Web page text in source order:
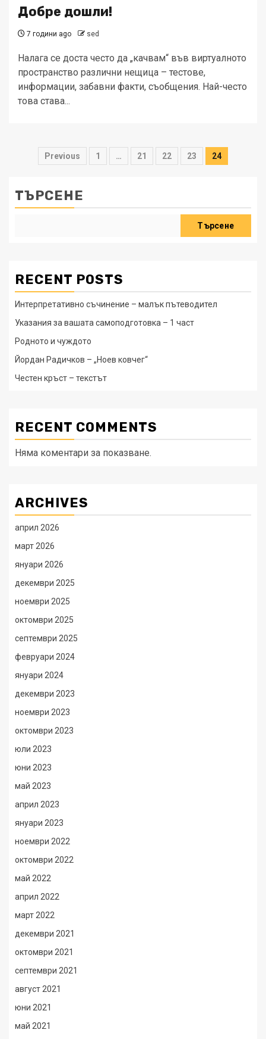
Добре дошли!
7 години ago sed
Налага се доста често да „качвам“ във виртуалното
пространство различни нещица – тестове,
информации, забавни факти, съобщения. Най-често
това става...
Разделяне
публикациите
на
Previous 1 … 21 22 23 24
ТЪРСЕНЕ
Търсене
RECENT POSTS
Интерпретативно съчинение – малък пътеводител
Указания за вашата самоподготовка – 1 част
Родното и чуждото
Йордан Радичков – „Ноев ковчег“
Честен кръст – текстът
RECENT COMMENTS
Няма коментари за показване.
ARCHIVES
април 2026
март 2026
януари 2026
декември 2025
ноември 2025
октомври 2025
септември 2025
февруари 2024
януари 2024
декември 2023
ноември 2023
октомври 2023
юли 2023
юни 2023
май 2023
април 2023
януари 2023
ноември 2022
октомври 2022
май 2022
април 2022
март 2022
декември 2021
октомври 2021
септември 2021
август 2021
юни 2021
май 2021